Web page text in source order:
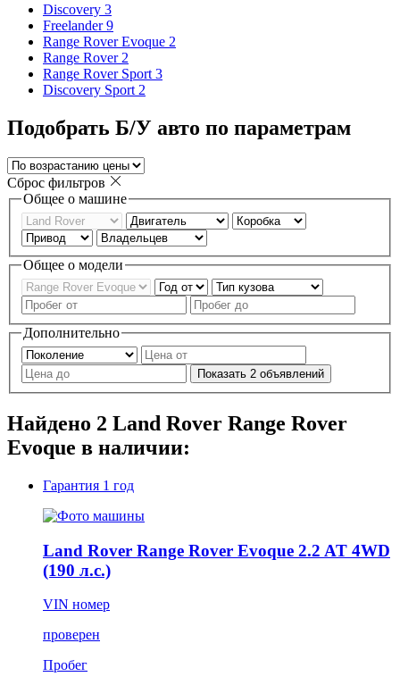
Discovery 3
Freelander 9
Range Rover Evoque 2
Range Rover 2
Range Rover Sport 3
Discovery Sport 2
Подобрать Б/У авто по параметрам
Сброс фильтров
Общее о машине
Общее о модели
Дополнительно
Показать 2 объявлений
Найдено 2 Land Rover Range Rover
Evoque в наличии:
Гарантия 1 год
Land Rover Range Rover Evoque 2.2 AT 4WD
(190 л.с.)
VIN номер
проверен
Пробег